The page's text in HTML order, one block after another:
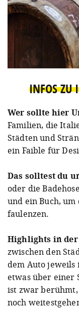
INFOS ZU
Wer sollte hier
Familien, die
Städten und
ein Faible für
Das solltest du
oder die
und ein Buch, um
faulenzen.
Highlights in der
zwischen den
dem Auto jeweils
etwas über einer
ist zwar
noch